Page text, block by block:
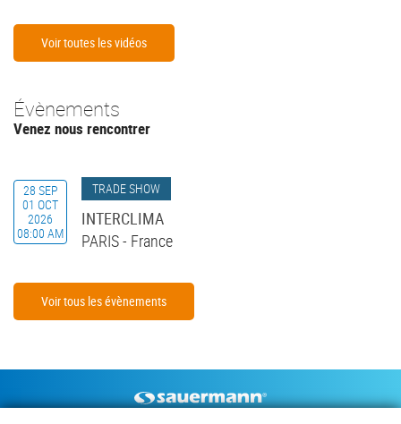
Voir toutes les vidéos
Évènements
Venez nous rencontrer
28 SEP
01 OCT
2026
08:00 AM
TRADE SHOW
INTERCLIMA
PARIS- France
Voir tous les évènements